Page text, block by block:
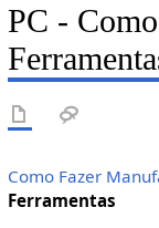
PC -
Como Fazer
Ferramentas